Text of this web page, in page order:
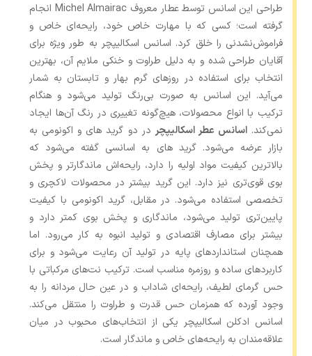
طراحی این اسانس توسط عطار معروف Michel Almairac انجام
گرفته است؛ کسی که با مهارت خاص خود، رایحه‌ای خاص و
فراموش‌نشدنی را خلق کرد. اسانس اسکالیپچر به طور ویژه برای
آقایان طراحی شده و به دلیل طراوت و خنکی ملایم آن، بهترین
انتخاب برای استفاده در روزهای گرم بهار و تابستان به شمار
می‌آید. این اسانس به صورت بی‌رنگ تولید می‌شود و هنگام
ترکیب با انواع محصولات، هیچ‌گونه تغییری در رنگ آن‌ها ایجاد
نمی‌کند.اسانس عطر اسکالیپچردر دو گرید های و اکونومی به
بازار عرضه می‌شود. گرید های به اسانسی گفته می‌شود که
بالاترین کیفیت مواد اولیه را دارد، رایحه‌اش ماندگارتر و پخش
بوی قوی‌تری نیز دارد. این گرید بیشتر در محصولات لاکچری و
تخصصی استفاده می‌شود. در مقابل، گرید اکونومی با کیفیت
پایین‌تری تولید می‌شود، ماندگاری و پخش بوی کمتر دارد و
بیشتر برای مصارف اقتصادی و تولید انبوه به کار می‌رود. اما
همچنان استانداردهای پایه در تولید آن رعایت می‌شود و برای
کاربردهای ساده و روزمره مناسب است. ترکیب نت‌های مرکباتی با
حس گرمای لطیف، رایحه‌ای شاداب و در عین حال مردانه را به
وجود آورده که همزمان حس قدرت و طراوت را منتقل می‌کند.
اسانس ادکلن اسکالیپچر یکی از انتخاب‌های محبوب در میان
علاقه‌مندان به رایحه‌های خاص و ماندگار است.